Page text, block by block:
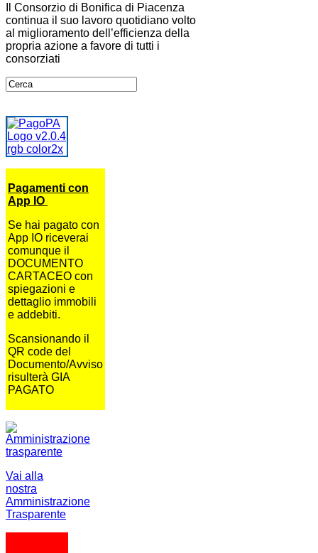
Il Consorzio di Bonifica di Piacenza
continua il suo lavoro quotidiano volto
al miglioramento dell’efficienza della
propria azione a favore di tutti i
consorziati
Pagamenti con
App IO
Se hai pagato con
App IO riceverai
comunque il
DOCUMENTO
CARTACEO con
spiegazioni e
dettaglio immobili
e addebiti.
Scansionando il
QR code del
Documento/Avviso
risulterà GIA
PAGATO
Vai alla
nostra
Amministrazione
Trasparente